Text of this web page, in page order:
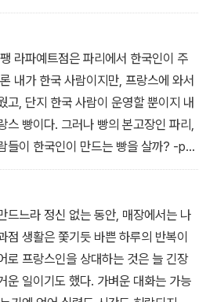
에 항상 든든한 받침돌이 되어 주고
격증 취득하기
라파예트점은 파리에서 한국인이 주
내가 한국 사람이지만, 프랑스에 와서
고, 단지 한국 사람이 운영할 뿐이지 내
스 빵이다. 그러나 빵의 본고장인 파리,
들이 한국인이 만드는 빵을 살까? -p.6
드느라 정신 없는 동안, 매장에서는 나
점 생활은 쫓기듯 바쁜 하루의 반복이
로 프랑스인을 상대하는 것은 늘 긴장
운 일이기도 했다. 가벼운 대화는 가능